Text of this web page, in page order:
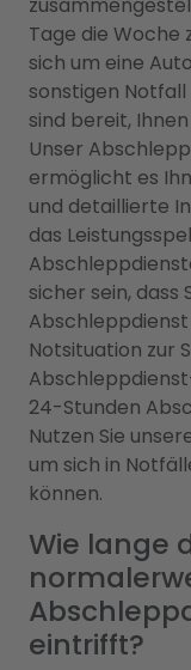
Tage die Woche
sich um eine
sonstigen
sind bereit,
Unser
ermöglicht es
und detaillierte
das
sicher sein, dass
Abschleppdienst
Notsituation zur
24-Stunden
Nutzen Sie
um sich in
können.
Wie lange
eintrifft?